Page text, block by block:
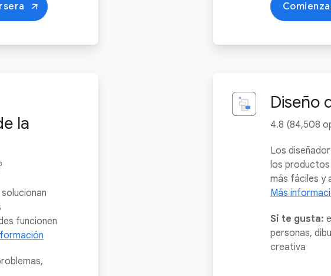
la
funcionen
Diseño
4.8 (84,508
Los
los
más fáciles y
Más
Si te gusta:
personas,
creativa